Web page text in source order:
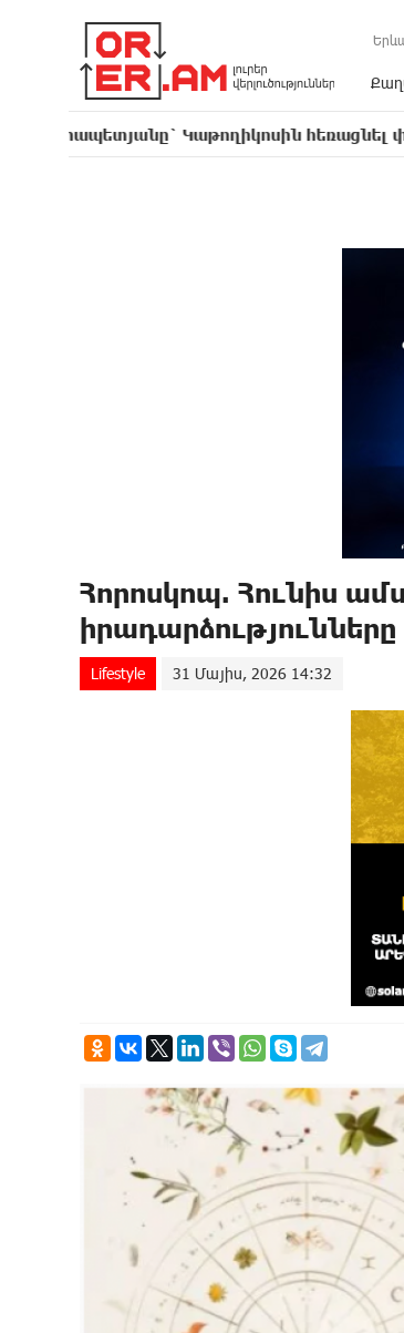
Կաթողիկոսին հեռացնել փորձելու
Հորոսկոպ. Հունիս
իրադարձությունները
Lifestyle 31 Մայիս, 2026 14:32